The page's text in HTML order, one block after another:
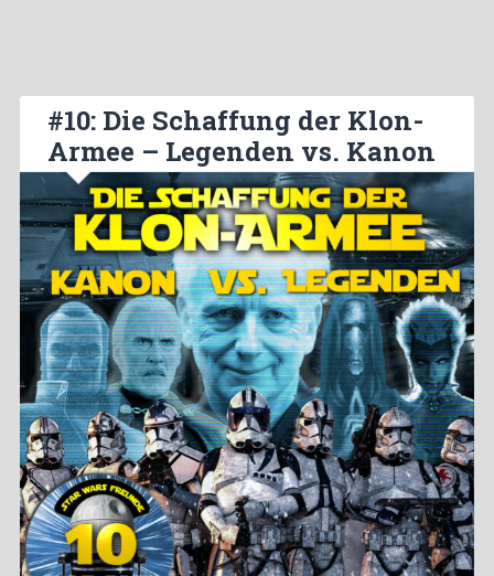
#10: Die Schaffung der Klon-
Armee – Legenden vs. Kanon